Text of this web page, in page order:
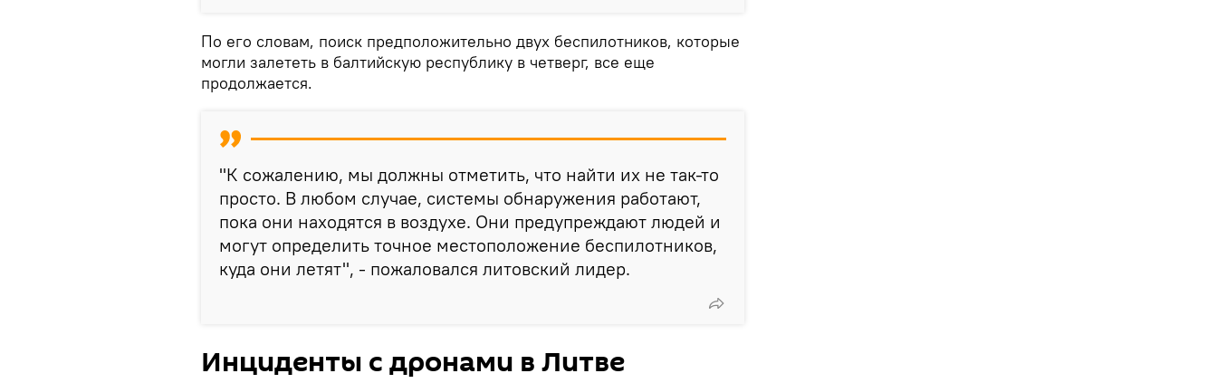
По его словам, поиск предположительно двух беспилотников, которые
могли залететь в балтийскую республику в четверг, все еще
продолжается.
"К сожалению, мы должны отметить, что найти их не так-то
просто. В любом случае, системы обнаружения работают,
пока они находятся в воздухе. Они предупреждают людей и
могут определить точное местоположение беспилотников,
куда они летят", - пожаловался литовский лидер.
Инциденты с дронами в Литве